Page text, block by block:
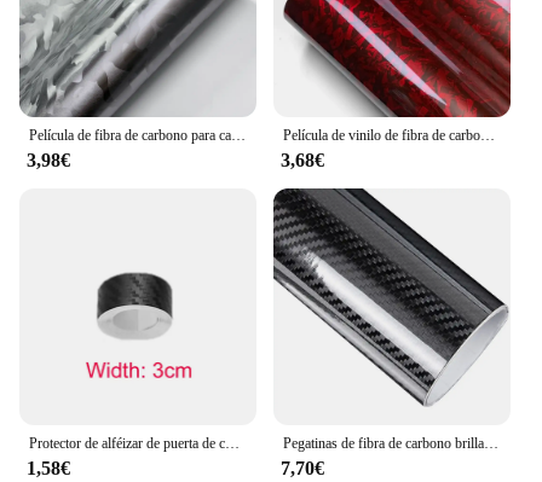
3,98€
Película de vinilo de fibra de carbono autoadhesiva, envoltura de vinilo de ajuste automático, brillante, Negro, Rojo, película de carrocería de coche, pegatinas de motocicleta, accesorios de coche
3,68€
1,58€
Pegatinas de fibra de carbono brillante para coche, película de envoltura de vinilo para motocicleta, accesorios decorativos para coche, 2D, 3D, 4D, 5D, 6D
7,70€